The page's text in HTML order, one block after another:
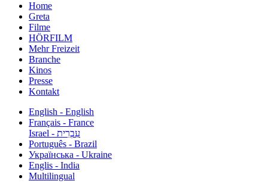
Home
Greta
Filme
HÖRFILM
Mehr Freizeit
Branche
Kinos
Presse
Kontakt
English - English
Français - France
עִבְרִית - Israel
Português - Brazil
Українська - Ukraine
Englis - India
Multilingual